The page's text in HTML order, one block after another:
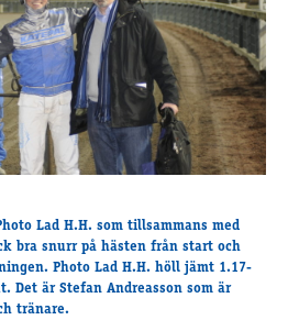
Lad H.H. som tillsammans med
bra snurr på hästen från start och
Photo Lad H.H. höll jämt 1.17-
är Stefan Andreasson som är
tränare.